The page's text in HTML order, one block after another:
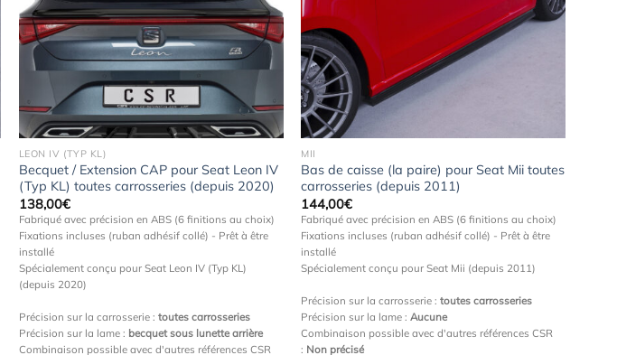
Ajouter
à la
wishlist
LEON IV (TYP KL)
Becquet / Extension CAP pour Seat Leon IV
(Typ KL) toutes carrosseries (depuis 2020)
138,00€
Fabriqué avec précision en ABS (6 finitions au choix)
Fixations incluses (ruban adhésif collé) - Prêt à être
installé
Spécialement conçu pour Seat Leon IV (Typ KL)
(depuis 2020)
Précision sur la carrosserie : toutes carrosseries
Précision sur la lame : becquet sous lunette arrière
Combinaison possible avec d'autres références CSR
Ajouter
MII
Bas de caisse (la paire) pour Seat Mii toutes
carrosseries (depuis 2011)
144,00€
Fabriqué avec précision en ABS (6 finitions au choix)
Fixations incluses (ruban adhésif collé) - Prêt à être
installé
Spécialement conçu pour Seat Mii (depuis 2011)
Précision sur la carrosserie :toutes carrosseries
Précision sur la lame :Aucune
Combinaison possible avec d'autres références CSR
: Non précisé